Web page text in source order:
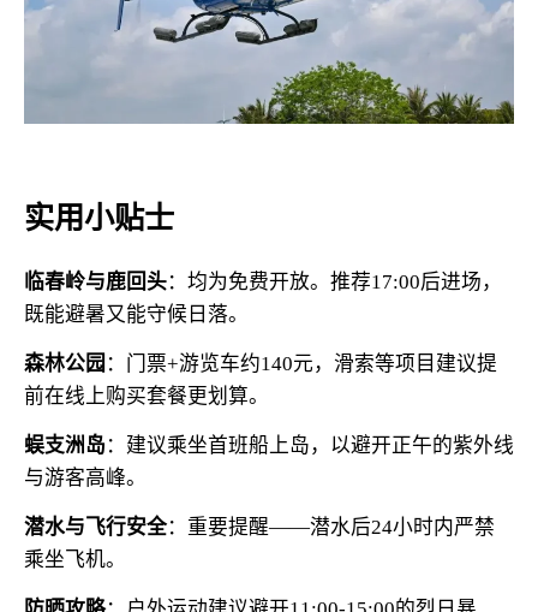
实用小贴士
临春岭与鹿回头：均为免费开放。推荐17:00后进场，
既能避暑又能守候日落。
森林公园 ：门票+游览车约140元，滑索等项目建议提
前在线上购买套餐更划算。
蜈支洲岛 ：建议乘坐首班船上岛，以避开正午的紫外线
与游客高峰。
潜水与飞行安全：重要提醒——潜水后24小时内严禁
乘坐飞机。